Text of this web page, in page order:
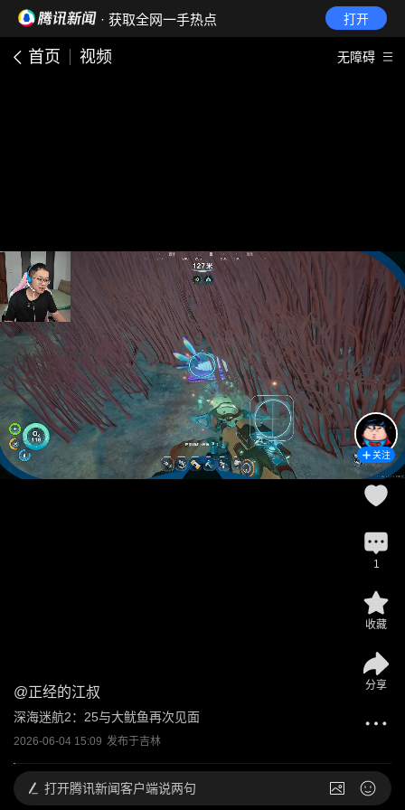
· 获取全网一手热点 打开
首页 视频 无障碍
@正经的江叔
深海迷航2：25与大鱿鱼再次见面
2026-06-04 15:09 发布于吉林
关注
1
收藏
分享
打开腾讯新闻客户端说两句